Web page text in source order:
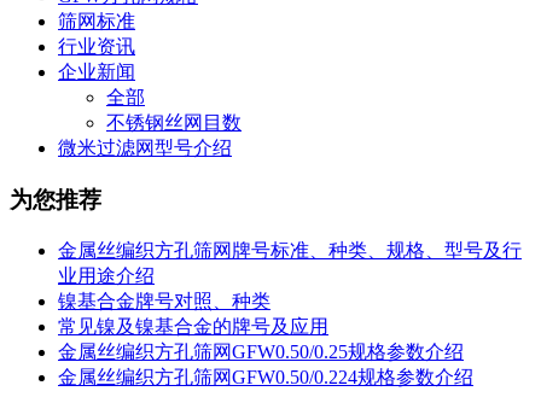
筛网标准
行业资讯
企业新闻
全部
不锈钢丝网目数
微米过滤网型号介绍
为您推荐
金属丝编织方孔筛网牌号标准、种类、规格、型号及行
业用途介绍
镍基合金牌号对照、种类
常见镍及镍基合金的牌号及应用
金属丝编织方孔筛网GFW0.50/0.25规格参数介绍
金属丝编织方孔筛网GFW0.50/0.224规格参数介绍